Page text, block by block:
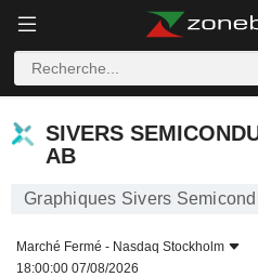
SIVERS
AB
Graphiques Sivers
Marché Fermé - Nasdaq Stockholm
18:00:00 07/08/2026